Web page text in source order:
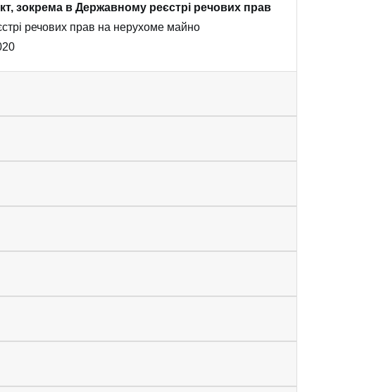
зокрема в Державному реєстрі речових прав
речових прав на нерухоме майно